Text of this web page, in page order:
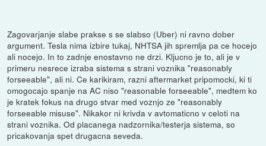
Zagovarjanje slabe prakse s se slabso (Uber) ni ravno dober
argument. Tesla nima izbire tukaj, NHTSA jih spremlja pa ce hocejo
ali nocejo. In to zadnje enostavno ne drzi. Kljucno je to, ali je v
primeru nesrece izraba sistema s strani voznika "reasonably
forseeable", ali ni. Ce karikiram, razni aftermarket pripomocki, ki ti
omogocajo spanje na AC niso "reasonable forseeable", medtem ko
je kratek fokus na drugo stvar med voznjo ze "reasonably
forseeable misuse". Nikakor ni krivda v avtomaticno v celoti na
strani voznika. Od placanega nadzornika/testerja sistema, so
pricakovanja spet drugacna seveda.